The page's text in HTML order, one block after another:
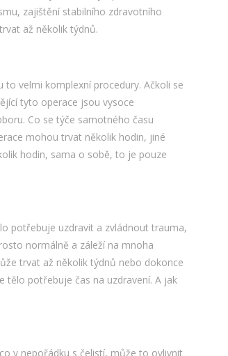
zajištění stabilního zdravotního
až několik týdnů.
velmi komplexní procedury. Ačkoli se
tyto operace jsou vysoce
Co se týče samotného času
mohou trvat několik hodin, jiné
hodin, sama o sobě, to je pouze
potřebuje uzdravit a zvládnout trauma,
normálně a záleží na mnoha
trvat až několik týdnů nebo dokonce
tělo potřebuje čas na uzdravení. A jak
v nepořádku s čelistí, může to ovlivnit